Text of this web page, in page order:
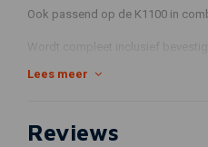
Ook passend op de K1100 in
Lees meer
Reviews